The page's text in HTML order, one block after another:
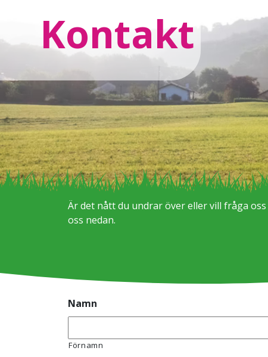
Kontakt
Är det nått du undrar över eller vill fråga
oss nedan.
Namn
Förnamn